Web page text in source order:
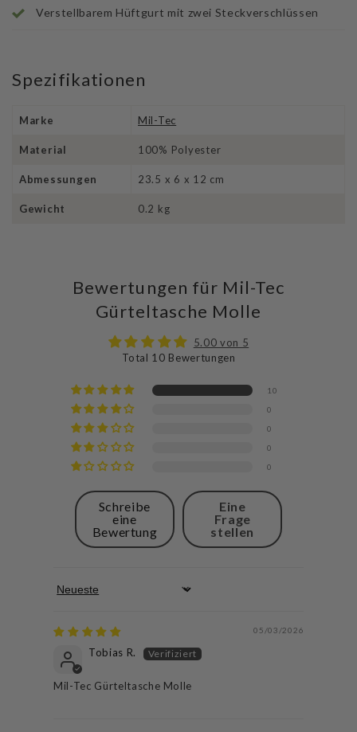
Verstellbarem Hüftgurt mit zwei Steckverschlüssen
Spezifikationen
Marke Mil-Tec
Material 100% Polyester
Abmessungen 23.5 x 6 x 12 cm
Gewicht 0.2 kg
Bewertungen für Mil-Tec
Gürteltasche Molle
5.00 von 5
Total 10 Bewertungen
10
0
0
0
0
Schreibe
eine
Bewertung
Eine
Frage
stellen
Sort by
05/03/2026
Tobias R.
Mil-Tec Gürteltasche Molle